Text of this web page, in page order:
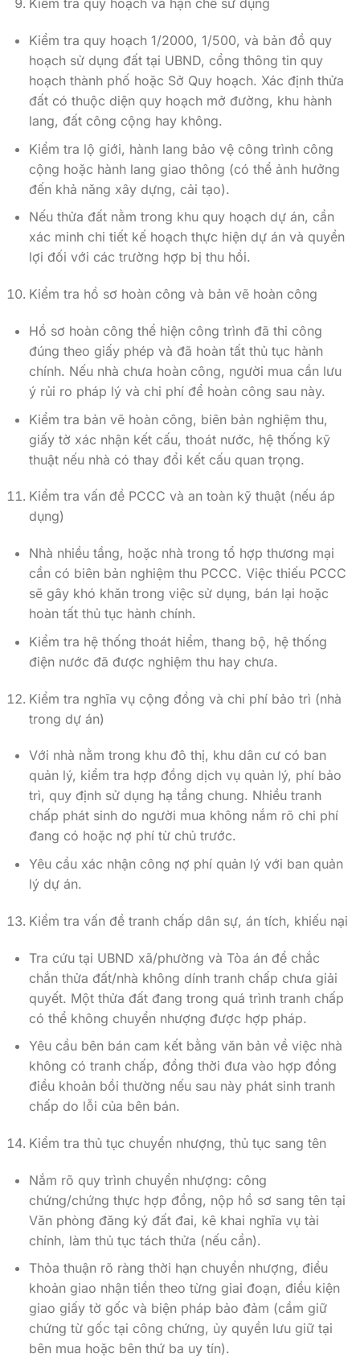
Kiểm tra quy hoạch và hạn chế sử dụng
Kiểm tra quy hoạch 1/2000, 1/500, và bản đồ quy
hoạch sử dụng đất tại UBND, cổng thông tin quy
hoạch thành phố hoặc Sở Quy hoạch. Xác định thửa
đất có thuộc diện quy hoạch mở đường, khu hành
lang, đất công cộng hay không.
Kiểm tra lộ giới, hành lang bảo vệ công trình công
cộng hoặc hành lang giao thông (có thể ảnh hưởng
đến khả năng xây dựng, cải tạo).
Nếu thửa đất nằm trong khu quy hoạch dự án, cần
xác minh chi tiết kế hoạch thực hiện dự án và quyền
lợi đối với các trường hợp bị thu hồi.
Kiểm tra hồ sơ hoàn công và bản vẽ hoàn công
Hồ sơ hoàn công thể hiện công trình đã thi công
đúng theo giấy phép và đã hoàn tất thủ tục hành
chính. Nếu nhà chưa hoàn công, người mua cần lưu
ý rủi ro pháp lý và chi phí để hoàn công sau này.
Kiểm tra bản vẽ hoàn công, biên bản nghiệm thu,
giấy tờ xác nhận kết cấu, thoát nước, hệ thống kỹ
thuật nếu nhà có thay đổi kết cấu quan trọng.
Kiểm tra vấn đề PCCC và an toàn kỹ thuật (nếu áp
dụng)
Nhà nhiều tầng, hoặc nhà trong tổ hợp thương mại
cần có biên bản nghiệm thu PCCC. Việc thiếu PCCC
sẽ gây khó khăn trong việc sử dụng, bán lại hoặc
hoàn tất thủ tục hành chính.
Kiểm tra hệ thống thoát hiểm, thang bộ, hệ thống
điện nước đã được nghiệm thu hay chưa.
Kiểm tra nghĩa vụ cộng đồng và chi phí bảo trì (nhà
trong dự án)
Với nhà nằm trong khu đô thị, khu dân cư có ban
quản lý, kiểm tra hợp đồng dịch vụ quản lý, phí bảo
trì, quy định sử dụng hạ tầng chung. Nhiều tranh
chấp phát sinh do người mua không nắm rõ chi phí
đang có hoặc nợ phí từ chủ trước.
Yêu cầu xác nhận công nợ phí quản lý với ban quản
lý dự án.
Kiểm tra vấn đề tranh chấp dân sự, án tích, khiếu nại
Tra cứu tại UBND xã/phường và Tòa án để chắc
chắn thửa đất/nhà không dính tranh chấp chưa giải
quyết. Một thửa đất đang trong quá trình tranh chấp
có thể không chuyển nhượng được hợp pháp.
Yêu cầu bên bán cam kết bằng văn bản về việc nhà
không có tranh chấp, đồng thời đưa vào hợp đồng
điều khoản bồi thường nếu sau này phát sinh tranh
chấp do lỗi của bên bán.
Kiểm tra thủ tục chuyển nhượng, thủ tục sang tên
Nắm rõ quy trình chuyển nhượng: công
chứng/chứng thực hợp đồng, nộp hồ sơ sang tên tại
Văn phòng đăng ký đất đai, kê khai nghĩa vụ tài
chính, làm thủ tục tách thửa (nếu cần).
Thỏa thuận rõ ràng thời hạn chuyển nhượng, điều
khoản giao nhận tiền theo từng giai đoạn, điều kiện
giao giấy tờ gốc và biện pháp bảo đảm (cầm giữ
chứng từ gốc tại công chứng, ủy quyền lưu giữ tại
bên mua hoặc bên thứ ba uy tín).